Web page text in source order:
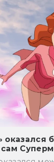
оказался